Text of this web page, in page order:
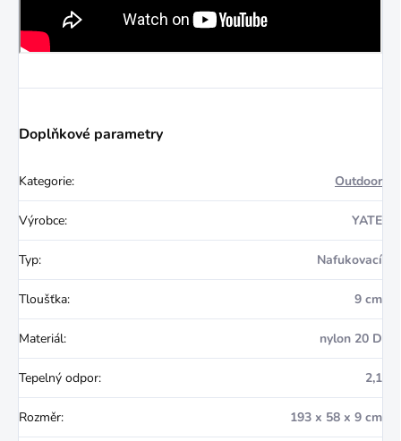
Doplňkové parametry
Kategorie: Outdoor
Výrobce: YATE
Typ: Nafukovací
Tloušťka: 9 cm
Materiál: nylon 20 D
Tepelný odpor: 2,1
Rozměr: 193 x 58 x 9 cm